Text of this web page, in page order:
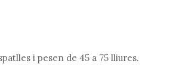
i pesen de 45 a 75 lliures.